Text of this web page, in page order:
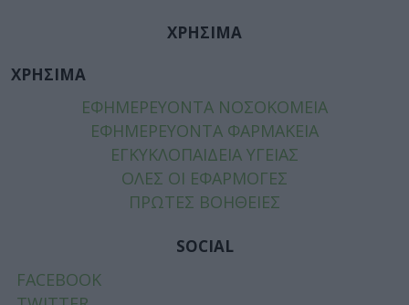
ΧΡΗΣΙΜΑ
ΧΡΗΣΙΜΑ
ΕΦΗΜΕΡΕΥΟΝΤΑ ΝΟΣΟΚΟΜΕΙΑ
ΕΦΗΜΕΡΕΥΟΝΤΑ ΦΑΡΜΑΚΕΙΑ
ΕΓΚΥΚΛΟΠΑΙΔΕΙΑ ΥΓΕΙΑΣ
ΟΛΕΣ ΟΙ ΕΦΑΡΜΟΓΕΣ
ΠΡΩΤΕΣ ΒΟΗΘΕΙΕΣ
SOCIAL
FACEBOOK